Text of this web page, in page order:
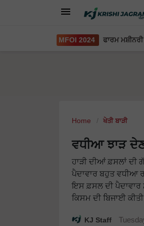
MFOI 2024 ਫਾਰਮ ਮਸ਼ੀਨਰੀ
Home ਖੇਤੀ ਬਾੜੀ
ਵਧੀਆ ਝਾੜ
ਹਾੜੀ ਦੀਆਂ ਫ਼ਸਲਾਂ ਦੀ
ਪੈਦਾਵਾਰ ਬਹੁਤ ਵਧੀਆ
ਇਸ ਫ਼ਸਲ ਦੀ ਪੈਦਾਵਾਰ
ਕਿਸਮ ਦੀ ਬਿਜਾਈ
KJ Staff